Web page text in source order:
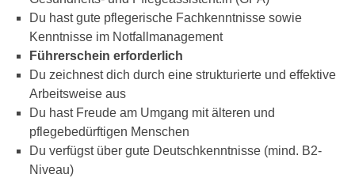
Du hast gute pflegerische Fachkenntnisse sowie
Kenntnisse im Notfallmanagement
Führerschein erforderlich
Du zeichnest dich durch eine strukturierte und effektive
Arbeitsweise aus
Du hast Freude am Umgang mit älteren und
pflegebedürftigen Menschen
Du verfügst über gute Deutschkenntnisse (mind. B2-
Niveau)